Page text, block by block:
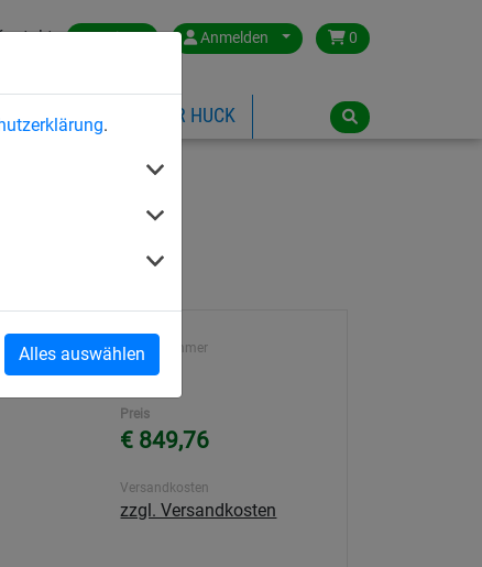
.
Alles auswählen
Austria Anmelden 0
ÜBER HUCK
Artikelnummer
4591-3
Preis
€ 849,76
Versandkosten
zzgl. Versandkosten